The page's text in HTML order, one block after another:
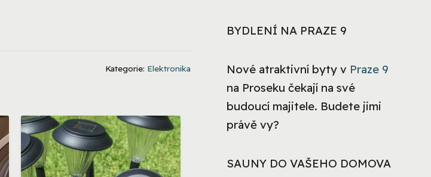
Kategorie: Elektronika
BYDLENÍ NA PRAZE 9
Nové atraktivní byty v Praze 9
na Proseku čekají na své
budoucí majitele. Budete jimi
právě vy?
SAUNY DO VAŠEHO DOMOVA